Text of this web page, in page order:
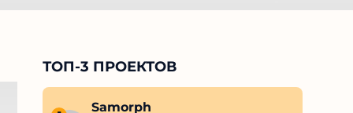
Ivan Zhuck
ТОП-3 ПРОЕКТОВ
Samorph